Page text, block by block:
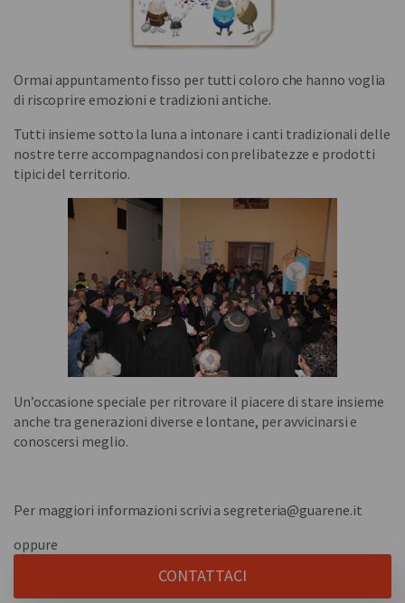
Ormai appuntamento fisso per tutti coloro che hanno voglia
di riscoprire emozioni e tradizioni antiche.
Tutti insieme sotto la luna a intonare i canti tradizionali delle
nostre terre accompagnandosi con prelibatezze e prodotti
tipici del territorio.
Un’occasione speciale per ritrovare il piacere di stare insieme
anche tra generazioni diverse e lontane, per avvicinarsi e
conoscersi meglio.
Per maggiori informazioni scrivi a segreteria@guarene.it
oppure
CONTATTACI